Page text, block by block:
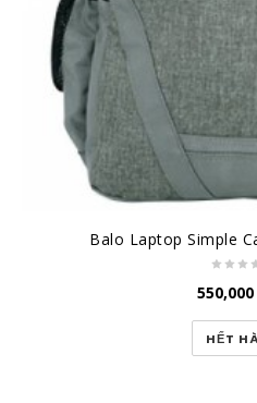
Balo Laptop Simple
550,000
HẾT